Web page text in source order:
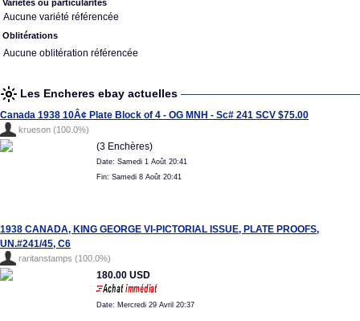
Variétés ou particularités
Aucune variété référencée
Oblitérations
Aucune oblitération référencée
Les Encheres ebay actuelles
Canada 1938 10Â¢ Plate Block of 4 - OG MNH - Sc# 241 SCV $75.00
krueson (100.0%)
(3 Enchères)
Date: Samedi 1 Août 20:41
Fin: Samedi 8 Août 20:41
1938 CANADA, KING GEORGE VI-PICTORIAL ISSUE, PLATE PROOFS,
UN.#241/45, C6
raritanstamps (100.0%)
180.00 USD
Date: Mercredi 29 Avril 20:37